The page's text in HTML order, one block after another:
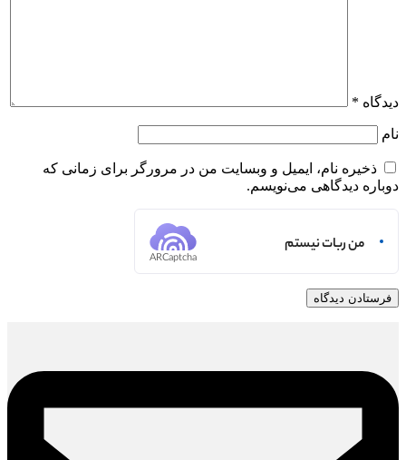
دیدگاه *
نام
ذخیره نام، ایمیل و وبسایت من در مرورگر برای زمانی که
دوباره دیدگاهی می‌نویسم.
من ربات نیستم
ARCaptcha